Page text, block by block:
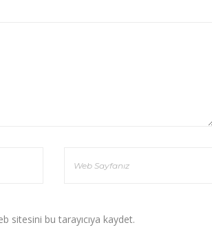
sitesini bu tarayıcıya kaydet.